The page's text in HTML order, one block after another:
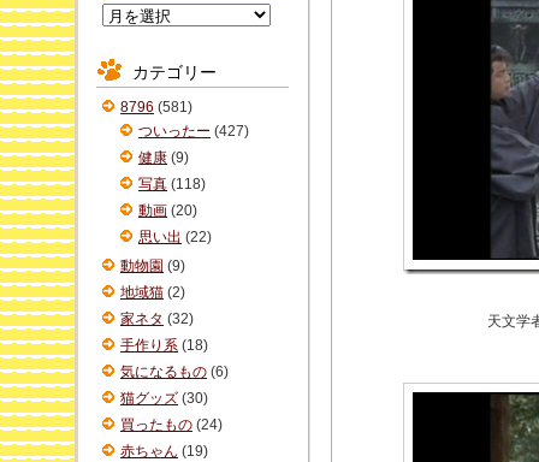
天文学
イ
ブ
カテゴリー
8796 (581)
ついったー (427)
健康 (9)
写真 (118)
動画 (20)
思い出 (22)
動物園 (9)
地域猫 (2)
家ネタ (32)
手作り系 (18)
気になるもの (6)
猫グッズ (30)
買ったもの (24)
赤ちゃん (19)